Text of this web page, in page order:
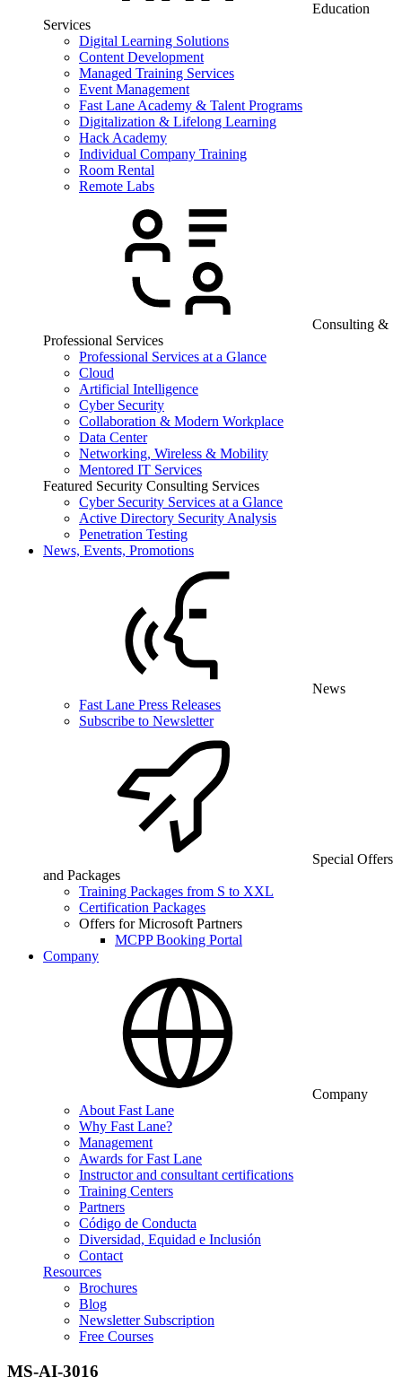
Education
Services
Digital Learning Solutions
Content Development
Managed Training Services
Event Management
Fast Lane Academy & Talent Programs
Digitalization & Lifelong Learning
Hack Academy
Individual Company Training
Room Rental
Remote Labs
Consulting &
Professional Services
Professional Services at a Glance
Cloud
Artificial Intelligence
Cyber Security
Collaboration & Modern Workplace
Data Center
Networking, Wireless & Mobility
Mentored IT Services
Featured Security Consulting Services
Cyber Security Services at a Glance
Active Directory Security Analysis
Penetration Testing
News, Events, Promotions
News
Fast Lane Press Releases
Subscribe to Newsletter
Special Offers
and Packages
Training Packages from S to XXL
Certification Packages
Offers for Microsoft Partners
MCPP Booking Portal
Company
Company
About Fast Lane
Why Fast Lane?
Management
Awards for Fast Lane
Instructor and consultant certifications
Training Centers
Partners
Código de Conducta
Diversidad, Equidad e Inclusión
Contact
Resources
Brochures
Blog
Newsletter Subscription
Free Courses
MS-AI-3016